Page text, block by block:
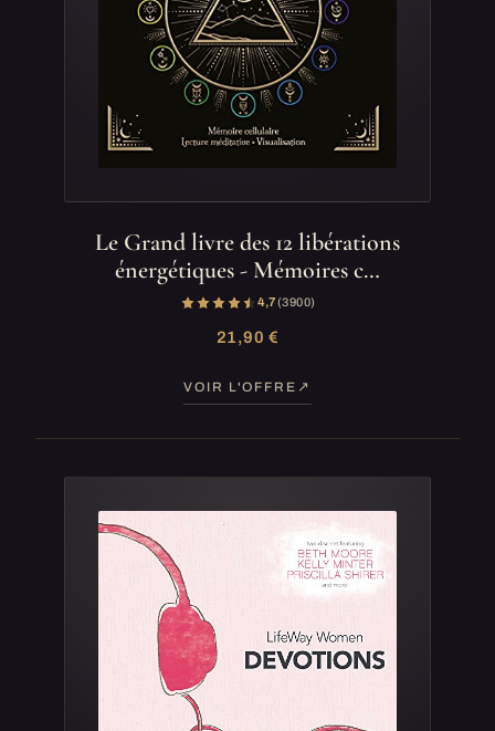
Le Grand livre des 12 libérations
énergétiques - Mémoires c…
4,7(3 900)
21,90 €
VOIR L'OFFRE